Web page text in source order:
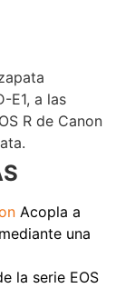
E1, a las
R de Canon
Acopla a
una
la serie EOS